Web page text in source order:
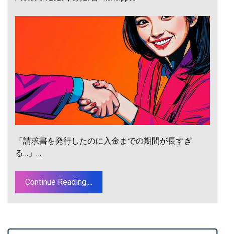
「請求書を発行したのに入金までの期間が長すぎ
る…」…
Continue Reading....